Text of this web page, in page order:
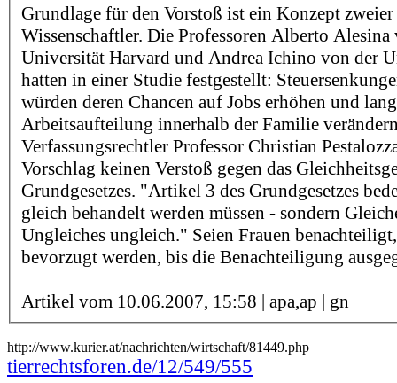
Grundlage für den Vorstoß ist ein Konzept
Wissenschaftler. Die Professoren Alberto
Universität Harvard und Andrea Ichino von der
hatten in einer Studie festgestellt:
würden deren Chancen auf Jobs erhöhen und
Arbeitsaufteilung innerhalb der Familie
Verfassungsrechtler Professor Christian
Vorschlag keinen Verstoß gegen das
Grundgesetzes. "Artikel 3 des Grundgesetzes
gleich behandelt werden müssen - sondern
Ungleiches ungleich." Seien Frauen
bevorzugt werden, bis die Benachteiligung
Artikel vom 10.06.2007, 15:58 | apa,ap | gn
http://www.kurier.at/nachrichten/wirtschaft/81449.php
tierrechtsforen.de/12/549/555